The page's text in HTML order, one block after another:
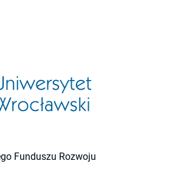
Funduszu Rozwoju